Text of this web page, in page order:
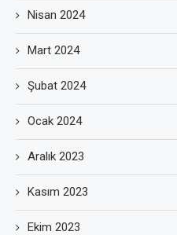
Nisan 2024
Mart 2024
Şubat 2024
Ocak 2024
Aralık 2023
Kasım 2023
Ekim 2023